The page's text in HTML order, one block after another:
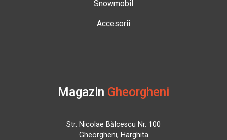
Snowmobil
Accesorii
Magazin Gheorgheni
Str. Nicolae Bălcescu Nr. 100
Gheorgheni, Harghita